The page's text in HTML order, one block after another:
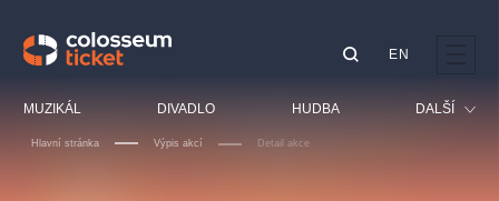
MUZIKÁL DIVADLO HUDBA DALŠÍ
EN
Hlavní stránka Výpis akcí Detail akce